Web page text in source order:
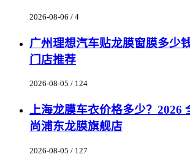
2026-08-06 / 4
广州理想汽车贴龙膜窗膜多少
门店推荐
2026-08-05 / 124
上海龙膜车衣价格多少？2026
尚浦东龙膜旗舰店
2026-08-05 / 127